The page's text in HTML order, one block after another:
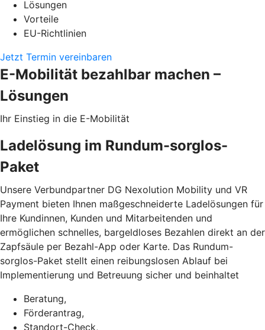
Lösungen
Vorteile
EU-Richtlinien
Jetzt Termin vereinbaren
E-Mobilität bezahlbar machen –
Lösungen
Ihr Einstieg in die E-Mobilität
Ladelösung im Rundum-sorglos-
Paket
Unsere Verbundpartner DG Nexolution Mobility und VR
Payment bieten Ihnen maßgeschneiderte Ladelösungen für
Ihre Kundinnen, Kunden und Mitarbeitenden und
ermöglichen schnelles, bargeldloses Bezahlen direkt an der
Zapfsäule per Bezahl-App oder Karte. Das Rundum-
sorglos-Paket stellt einen reibungslosen Ablauf bei
Implementierung und Betreuung sicher und beinhaltet
Beratung,
Förderantrag,
Standort-Check,